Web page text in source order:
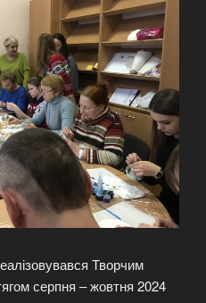
Творчим
серпня – жовтня 2024